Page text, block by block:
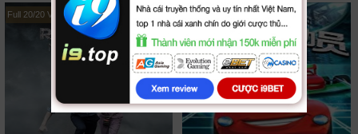
Full 20/20 VietSub + Thuyết Minh HD Thuyết Minh